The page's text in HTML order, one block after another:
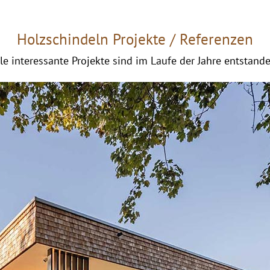
Holzschindeln Projekte / Referenzen
interessante Projekte sind im Laufe der Jahre